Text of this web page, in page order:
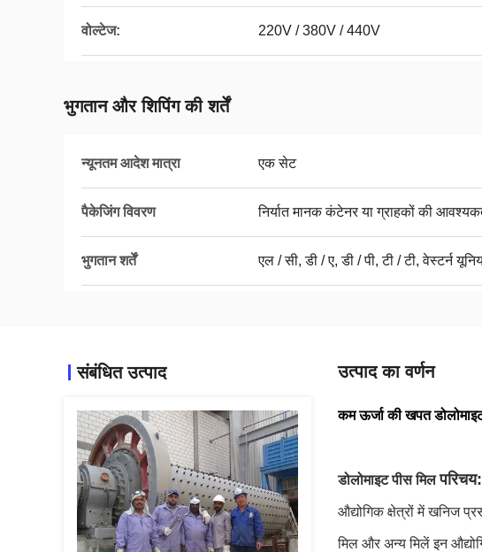
वोल्टेज: 220V / 380V / 440V
भुगतान और शिपिंग की शर्तें
न्यूनतम आदेश मात्रा एक सेट
पैकेजिंग विवरण निर्यात मानक कंटेनर या ग्राहकों की
भुगतान शर्तें एल / सी, डी / ए, डी / पी, टी / टी, वेस्टर्न
संबंधित उत्पाद उत्पाद का वर्णन
कम ऊर्जा की खपत
डोलोमाइट पीस मिलपरिचय:
औद्योगिक क्षेत्रों में खनिज
मिल और अन्य मिलें इन